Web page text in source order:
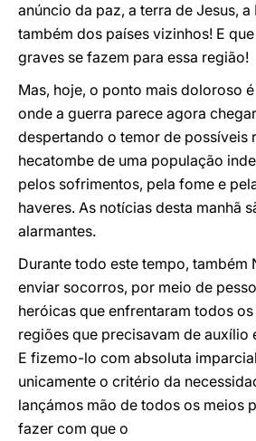
anúncio da paz, a terra de Jesus, a
também dos países vizinhos! E
graves se fazem para essa região!
Mas, hoje, o ponto mais doloroso
onde a guerra parece agora
despertando o temor de possíveis
hecatombe de uma população
pelos sofrimentos, pela fome e
haveres. As notícias desta manhã
alarmantes.
Durante todo este tempo, também
enviar socorros, por meio de
heróicas que enfrentaram todos
regiões que precisavam de auxílio
E fizemo-lo com absoluta
unicamente o critério da
lançámos mão de todos os meios
fazer com que o